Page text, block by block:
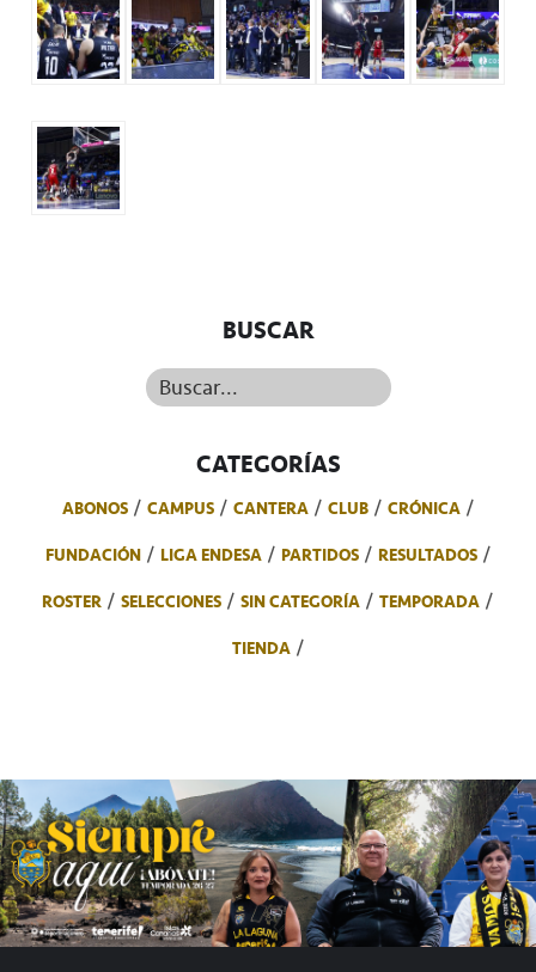
BUSCAR
Buscar...
CATEGORÍAS
ABONOS CAMPUS CANTERA CLUB
CRÓNICA
FUNDACIÓN
LIGA ENDESA PARTIDOS
RESULTADOS
ROSTER
SELECCIONES SIN CATEGORÍA
TEMPORADA
TIENDA